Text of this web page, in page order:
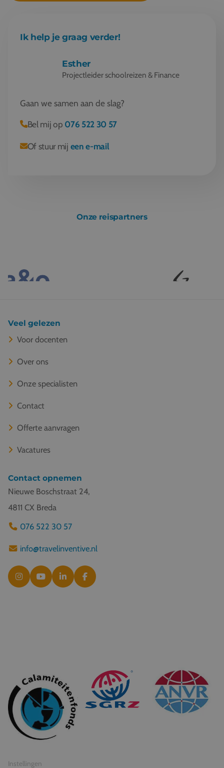
Ik help je graag verder!
Esther
Projectleider schoolreizen & Finance
Gaan we samen aan de slag?
Bel mij op 076 522 30 57
Of stuur mij een e-mail
Onze reispartners
Veel gelezen
Voor docenten
Over ons
Onze specialisten
Contact
Offerte aanvragen
Vacatures
Contact opnemen
Nieuwe Boschstraat 24,
4811 CX Breda
076 522 30 57
info@travelinventive.nl
© 2026 Travel Inventive
Algemene voorwaarden
Privacy statement
Instellingen